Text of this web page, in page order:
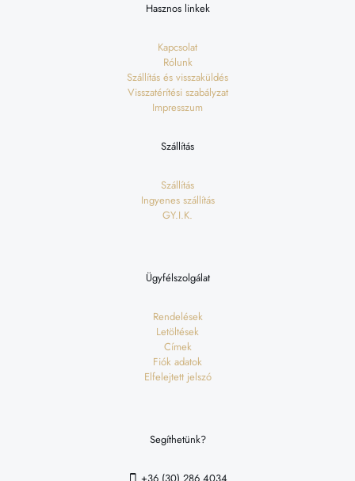
Hasznos linkek
Kapcsolat
Rólunk
Szállítás és visszaküldés
Visszatérítési szabályzat
Impresszum
Szállítás
Szállítás
Ingyenes szállítás
GY.I.K.
Ügyfélszolgálat
Rendelések
Letöltések
Címek
Fiók adatok
Elfelejtett jelszó
Segíthetünk?